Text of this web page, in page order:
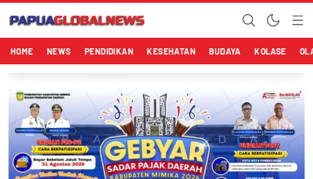
Papuaglobalnews.com
Menulis Fakta dengan Hati Bening
HOME NEWS PENDIDIKAN KESEHATAN BUDAYA KOLASE